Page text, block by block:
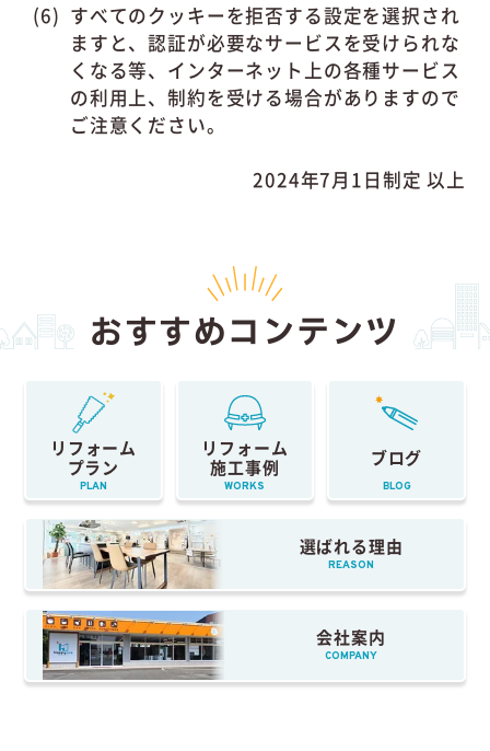
すべてのクッキーを拒否する設定を選択され
ますと、認証が必要なサービスを受けられな
くなる等、インターネット上の各種サービス
の利用上、制約を受ける場合がありますので
ご注意ください。
2024年7月1日制定 以上
おすすめコンテンツ
リフォーム
プラン
PLAN
リフォーム
施工事例
WORKS
ブログ
BLOG
選ばれる理由
REASON
会社案内
COMPANY